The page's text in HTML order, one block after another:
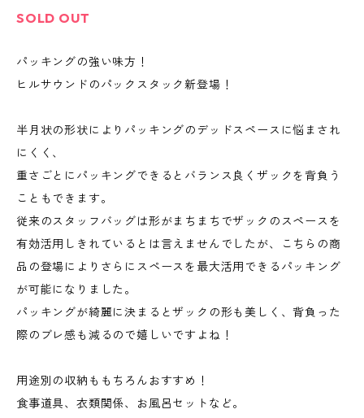
SOLD OUT
パッキングの強い味方！
ヒルサウンドのパックスタック新登場！
半月状の形状によりパッキングのデッドスペースに悩まされ
にくく、
重さごとにパッキングできるとバランス良くザックを背負う
こともできます。
従来のスタッフバッグは形がまちまちでザックのスペースを
有効活用しきれているとは言えませんでしたが、こちらの商
品の登場によりさらにスペースを最大活用できるパッキング
が可能になりました。
パッキングが綺麗に決まるとザックの形も美しく、背負った
際のブレ感も減るので嬉しいですよね！
用途別の収納ももちろんおすすめ！
食事道具、衣類関係、お風呂セットなど。